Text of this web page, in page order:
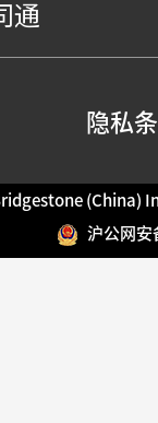
通
隐私
(China)
沪公网